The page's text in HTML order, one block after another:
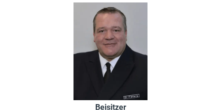
Beisitzer